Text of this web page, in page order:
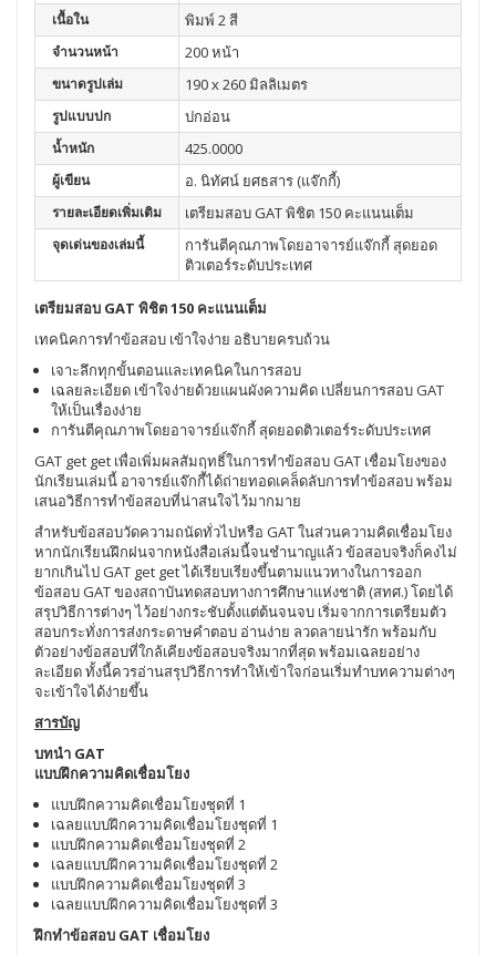
เนื้อใน พิมพ์ 2 สี
จำนวนหน้า 200 หน้า
ขนาดรูปเล่ม 190 x 260 มิลลิเมตร
รูปแบบปก ปกอ่อน
น้ำหนัก 425.0000
ผู้เขียน อ. นิทัศน์ ยศธสาร (แจ๊กกี้)
รายละเอียดเพิ่มเติม เตรียมสอบ GAT พิชิต 150 คะแนนเต็ม
จุดเด่นของเล่มนี้
การันตีคุณภาพโดยอาจารย์แจ๊กกี้ สุดยอด
ติวเตอร์ระดับประเทศ
เตรียมสอบ GAT พิชิต 150 คะแนนเต็ม
เทคนิคการทำข้อสอบ เข้าใจง่าย อธิบายครบถ้วน
เจาะลึกทุกขั้นตอนและเทคนิคในการสอบ
เฉลยละเอียด เข้าใจง่ายด้วยแผนผังความคิด เปลี่ยนการสอบ GAT
ให้เป็นเรื่องง่าย
การันตีคุณภาพโดยอาจารย์แจ๊กกี้ สุดยอดติวเตอร์ระดับประเทศ
GAT get get เพื่อเพิ่มผลสัมฤทธิ์ในการทำข้อสอบ GAT เชื่อมโยงของ
นักเรียนเล่มนี้ อาจารย์แจ๊กกี้ได้ถ่ายทอดเคล็ดลับการทำข้อสอบ พร้อม
เสนอวิธีการทำข้อสอบที่น่าสนใจไว้มากมาย
สำหรับข้อสอบวัดความถนัดทั่วไปหรือ GAT ในส่วนความคิดเชื่อมโยง
หากนักเรียนฝึกฝนจากหนังสือเล่มนี้จนชำนาญแล้ว ข้อสอบจริงก็คงไม่
ยากเกินไป GAT get get ได้เรียบเรียงขึ้นตามแนวทางในการออก
ข้อสอบ GAT ของสถาบันทดสอบทางการศึกษาแห่งชาติ (สทศ.) โดยได้
สรุปวิธีการต่างๆ ไว้อย่างกระชับตั้งแต่ต้นจนจบ เริ่มจากการเตรียมตัว
สอบกระทั่งการส่งกระดาษคำตอบ อ่านง่าย ลวดลายน่ารัก พร้อมกับ
ตัวอย่างข้อสอบที่ใกล้เคียงข้อสอบจริงมากที่สุด พร้อมเฉลยอย่าง
ละเอียด ทั้งนี้ควรอ่านสรุปวิธีการทำให้เข้าใจก่อนเริ่มทำบทความต่างๆ
จะเข้าใจได้ง่ายขึ้น
สารบัญ
บทนำ GAT
แบบฝึกความคิดเชื่อมโยง
แบบฝึกความคิดเชื่อมโยงชุดที่ 1
เฉลยแบบฝึกความคิดเชื่อมโยงชุดที่ 1
แบบฝึกความคิดเชื่อมโยงชุดที่ 2
เฉลยแบบฝึกความคิดเชื่อมโยงชุดที่ 2
แบบฝึกความคิดเชื่อมโยงชุดที่ 3
เฉลยแบบฝึกความคิดเชื่อมโยงชุดที่ 3
ฝึกทำข้อสอบ GAT เชื่อมโยง